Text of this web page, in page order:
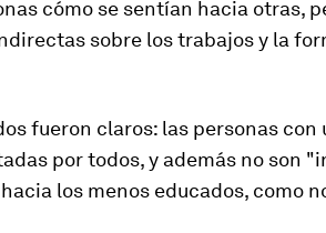
cómo se sentían hacia otras,
sobre los trabajos y la
fueron claros: las personas
por todos, y además no son
los menos educados, como